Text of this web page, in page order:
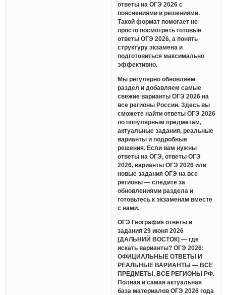
ответы на ОГЭ 2026 с
пояснениями и решениями.
Такой формат помогает не
просто посмотреть готовые
ответы ОГЭ 2026, а понять
структуру экзамена и
подготовиться максимально
эффективно.
Мы регулярно обновляем
раздел и добавляем самые
свежие варианты ОГЭ 2026 на
все регионы России. Здесь вы
сможете найти ответы ОГЭ 2026
по популярным предметам,
актуальные задания, реальные
варианты и подробные
решения. Если вам нужны
ответы на ОГЭ, ответы ОГЭ
2026, варианты ОГЭ 2026 или
новые задания ОГЭ на все
регионы — следите за
обновлениями раздела и
готовьтесь к экзаменам вместе
с нами.
ОГЭ География ответы и
задания 29 июня 2026
[ДАЛЬНИЙ ВОСТОК] — где
искать варианты? ОГЭ 2026:
ОФИЦИАЛЬНЫЕ ОТВЕТЫ И
РЕАЛЬНЫЕ ВАРИАНТЫ — ВСЕ
ПРЕДМЕТЫ, ВСЕ РЕГИОНЫ РФ.
Полная и самая актуальная
база материалов ОГЭ 2026 года